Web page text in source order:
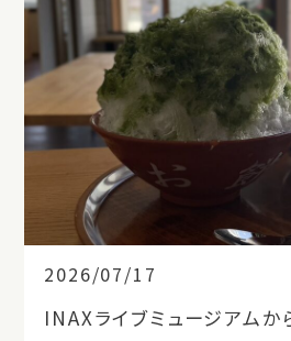
2026/07/17
INAXライブミュージアムか